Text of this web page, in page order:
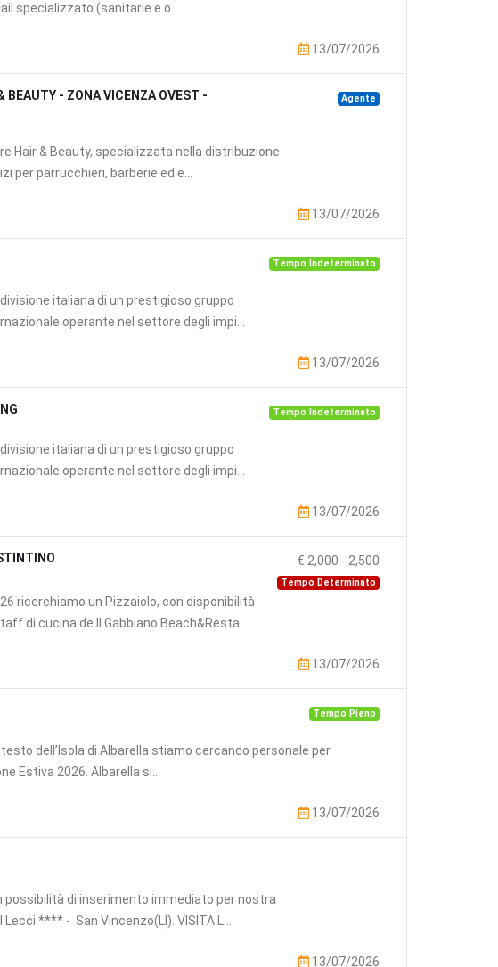
specializzato (sanitarie e o...
13/07/2026
BEAUTY - ZONA VICENZA OVEST -
Agente
Hair & Beauty, specializzata nella distribuzione
per parrucchieri, barberie ed e...
13/07/2026
Tempo Indeterminato
italiana di un prestigioso gruppo
operante nel settore degli impi...
13/07/2026
Tempo Indeterminato
italiana di un prestigioso gruppo
operante nel settore degli impi...
13/07/2026
€ 2,000 - 2,500
Tempo Determinato
ricerchiamo un Pizzaiolo, con disponibilità
di cucina de Il Gabbiano Beach&Resta...
13/07/2026
Tempo Pieno
dell’Isola di Albarella stiamo cercando personale per
Estiva 2026. Albarella si...
13/07/2026
possibilità di inserimento immediato per nostra
**** - San Vincenzo(LI). VISITA L...
13/07/2026